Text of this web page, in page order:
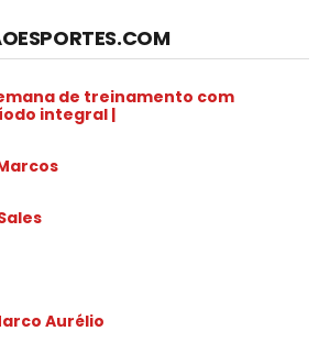
de treinamento com
integral |
Aurélio